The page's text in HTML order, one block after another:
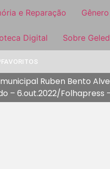
e Reparação
Digital Sobre
FAVORITOS
Ruben Bento
– 6.out.2022/Folhapress